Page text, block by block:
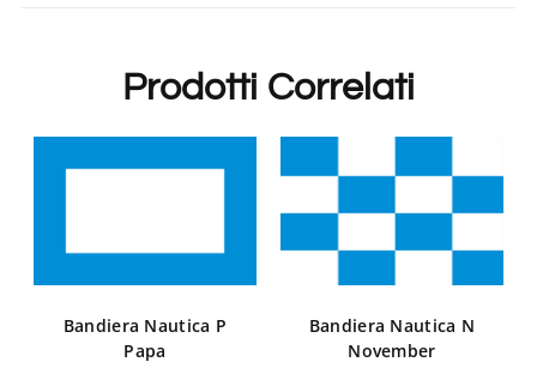
Prodotti Correlati
Bandiera Nautica P
Papa
Bandiera Nautica N
November